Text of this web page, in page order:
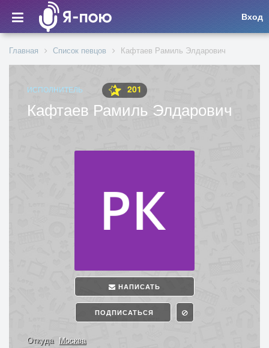
Вход
Главная Список певцов Кафтаев Рамиль Элдарович
ИСПОЛНИТЕЛЬ 201
Кафтаев Рамиль Элдарович
НАПИСАТЬ
ПОДПИСАТЬСЯ
Откуда Москва